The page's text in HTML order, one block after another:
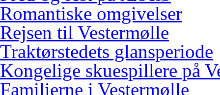
Romantiske omgivelser
Rejsen til Vestermølle
Traktørstedets glansperiode
Kongelige skuespillere på
Familierne i Vestermølle